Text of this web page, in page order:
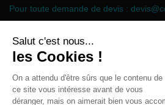
Pour toute demande de devis :
Marchand approuvé par la Société des
vérifier .
Follow us